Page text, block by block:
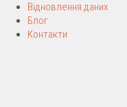
Відновлення даних
Блог
Контакти